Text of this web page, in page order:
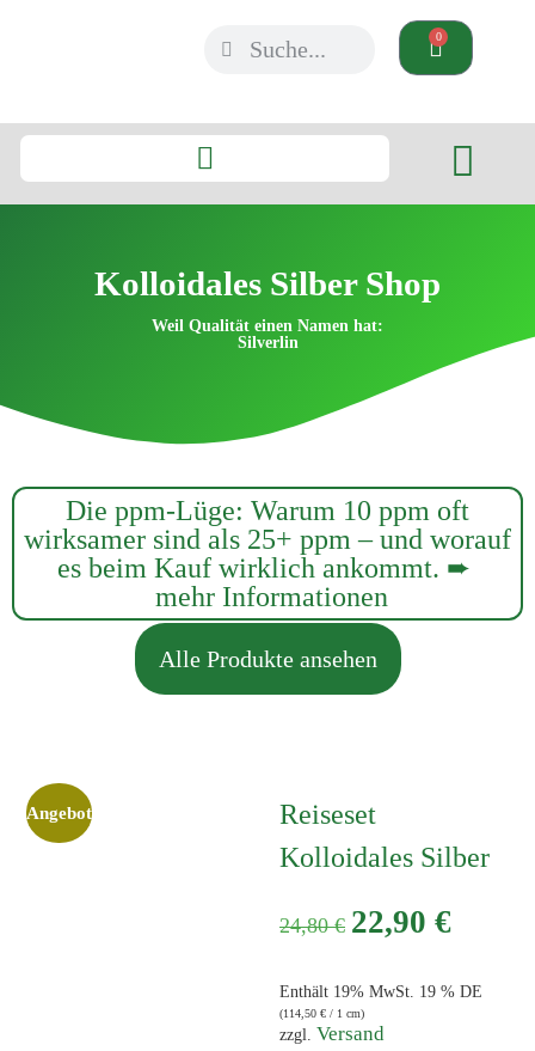
0
Kolloidales Silber Shop
Weil Qualität einen Namen hat:
Silverlin
Die ppm-Lüge: Warum 10 ppm oft
wirksamer sind als 25+ ppm – und worauf
es beim Kauf wirklich ankommt. ➨
mehr Informationen
Alle Produkte ansehen
Angebot
Reiseset
Kolloidales Silber
24,80€ 22,90 €
Enthält 19% MwSt. 19 % DE
(114,50 € / 1 cm)
zzgl. Versand